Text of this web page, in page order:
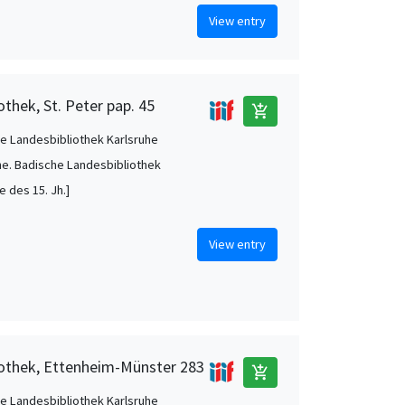
View entry
St. Peter pap. 45 add_shopping_cart
Landesbibliothek Karlsruhe
Badische Landesbibliothek
des 15. Jh.]
View entry
Ettenheim-Münster 283 add_shopping_cart
Landesbibliothek Karlsruhe